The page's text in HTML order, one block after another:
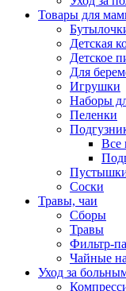
Товары для
Детская
Детское
Для
Игрушки
Наборы
Пеленки
Все
Соски
Травы, чаи
Сборы
Травы
Фильтр-
Чайные
Уход за